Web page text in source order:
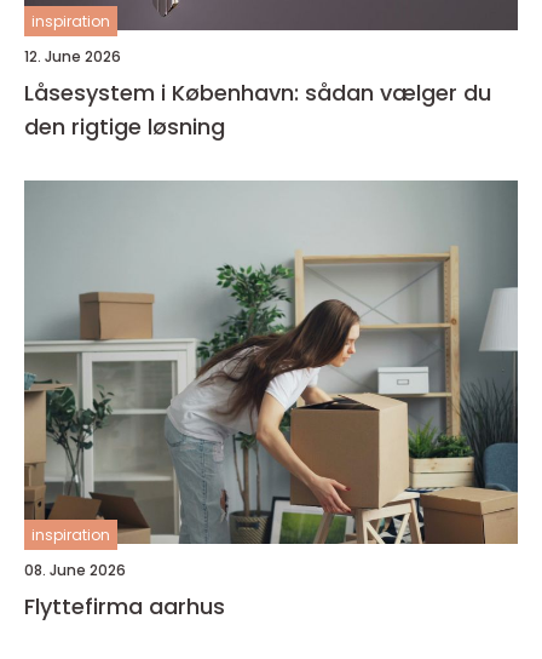
inspiration
12. June 2026
Låsesystem i København: sådan vælger du
den rigtige løsning
inspiration
08. June 2026
Flyttefirma aarhus